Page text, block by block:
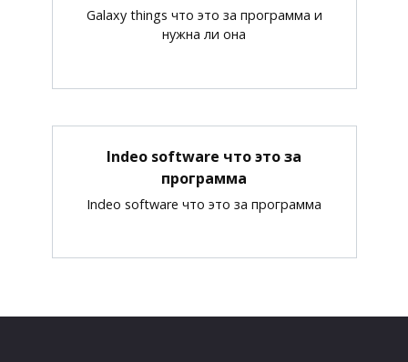
Galaxy things что это за программа и
нужна ли она
Indeo software что это за
программа
Indeo software что это за программа